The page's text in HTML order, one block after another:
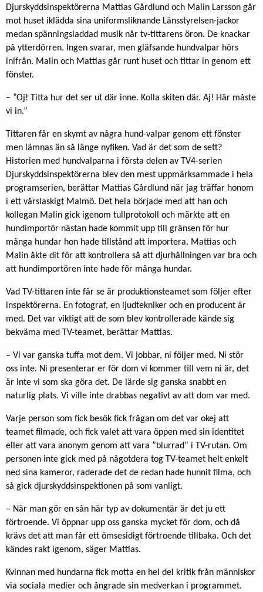
Djurskyddsinspektörerna Mattias Gårdlund och Malin Larsson går
mot huset iklädda sina uniformsliknande Länsstyrelsen-jackor
medan spänningsladdad musik når tv-tittarens öron. De knackar
på ytterdörren. Ingen svarar, men gläfsande hundvalpar hörs
inifrån. Malin och Mattias går runt huset och tittar in genom ett
fönster.
– ”Oj! Titta hur det ser ut där inne. Kolla skiten där. Aj! Här måste
vi in.”
Tittaren får en skymt av några hund-valpar genom ett fönster
men lämnas än så länge nyfiken. Vad är det som de sett?
Historien med hundvalparna i första delen av TV4-serien
Djurskyddsinspektörerna blev den mest uppmärksammade i hela
programserien, berättar Mattias Gårdlund när jag träffar honom
i ett vårslaskigt Malmö. Det hela började med att han och
kollegan Malin gick igenom tullprotokoll och märkte att en
hundimportör nästan hade kommit upp till gränsen för hur
många hundar hon hade tillstånd att importera. Mattias och
Malin åkte dit för att kontrollera så att djurhållningen var bra och
att hundimportören inte hade för många hundar.
Vad TV-tittaren inte får se är produktionsteamet som följer efter
inspektörerna. En fotograf, en ljudtekniker och en producent är
med. Det var viktigt att de som blev kontrollerade kände sig
bekväma med TV-teamet, berättar Mattias.
– Vi var ganska tuffa mot dem. Vi jobbar, ni följer med. Ni stör
oss inte. Ni presenterar er för dom vi kommer till vem ni är, det
är inte vi som ska göra det. De lärde sig ganska snabbt en
naturlig plats. Vi ville inte drabbas negativt av att dom var med.
Varje person som fick besök fick frågan om det var okej att
teamet filmade, och fick valet att vara öppen med sin identitet
eller att vara anonym genom att vara ”blurrad” i TV-rutan. Om
personen inte gick med på någotdera tog TV-teamet helt enkelt
ned sina kameror, raderade det de redan hade hunnit filma, och
så gick djurskyddsinspektionen på som vanligt.
– När man gör en sån här typ av dokumentär är det ju ett
förtroende. Vi öppnar upp oss ganska mycket för dom, och då
krävs det att man får ett ömsesidigt förtroende tillbaka. Och det
kändes rakt igenom, säger Mattias.
Kvinnan med hundarna fick motta en hel del kritik från människor
via sociala medier och ångrade sin medverkan i programmet.